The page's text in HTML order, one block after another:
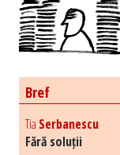
Bref
Tia Serbanescu
Fără soluții